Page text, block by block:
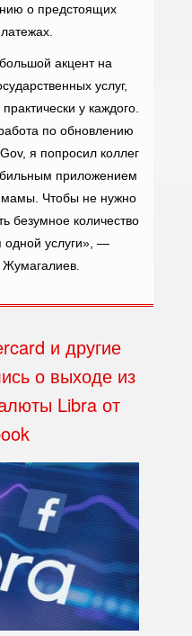
о предстоящих
акцент на
услуг,
у каждого.
по обновлению
я попросил коллег
приложением
мамы. Чтобы не нужно
безумное количество
одной услуги», —
Жумагалиев.
и другие
о выходе из
Libra от